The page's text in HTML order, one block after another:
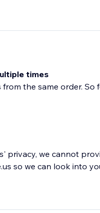
times
the same order. So
privacy, we cannot
so we can look into